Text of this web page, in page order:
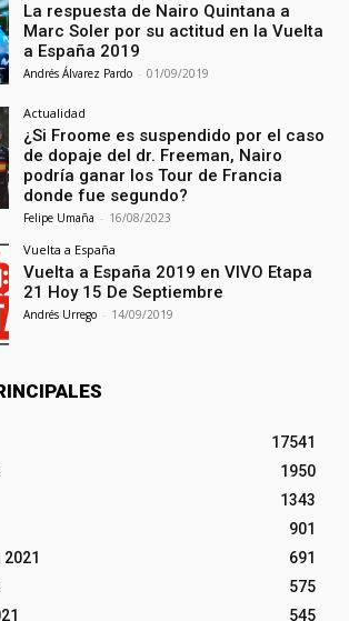
La respuesta de Nairo Quintana a
Marc Soler por su actitud en la Vuelta
a España 2019
Andrés Álvarez Pardo - 01/09/2019
Actualidad
¿Si Froome es suspendido por el caso
de dopaje del dr. Freeman, Nairo
podría ganar los Tour de Francia
donde fue segundo?
Felipe Umaña - 16/08/2023
Vuelta a España
Vuelta a España 2019 en VIVO Etapa
21 Hoy 15 De Septiembre
Andrés Urrego - 14/09/2019
17541
1950
1343
901
691
575
545